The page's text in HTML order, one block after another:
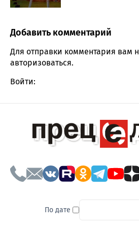
Comment section
Добавить комментарий
Для отправки комментария вам
авторизоваться.
Войти:
По дате To search